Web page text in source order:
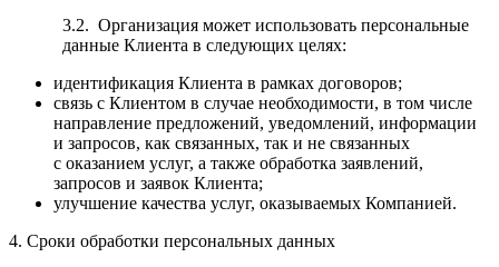
3.2. Организация может использовать персональные
данные Клиента в следующих целях:
идентификация Клиента в рамках договоров;
связь с Клиентом в случае необходимости, в том числе
направление предложений, уведомлений, информации
и запросов, как связанных, так и не связанных
с оказанием услуг, а также обработка заявлений,
запросов и заявок Клиента;
улучшение качества услуг, оказываемых Компанией.
4. Сроки обработки персональных данных